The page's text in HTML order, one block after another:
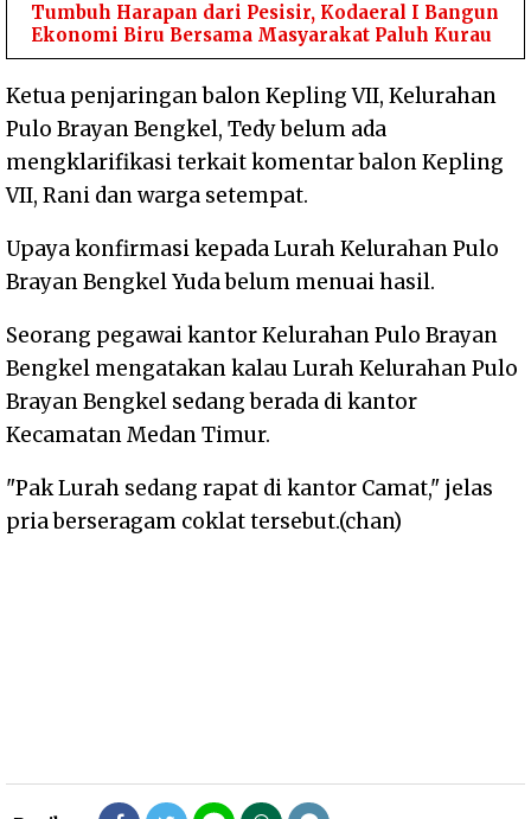
Tumbuh Harapan dari Pesisir, Kodaeral I Bangun
Ekonomi Biru Bersama Masyarakat Paluh Kurau ‎
Ketua penjaringan balon Kepling VII, Kelurahan
Pulo Brayan Bengkel, Tedy belum ada
mengklarifikasi terkait komentar balon Kepling
VII, Rani dan warga setempat.
Upaya konfirmasi kepada Lurah Kelurahan Pulo
Brayan Bengkel Yuda belum menuai hasil.
Seorang pegawai kantor Kelurahan Pulo Brayan
Bengkel mengatakan kalau Lurah Kelurahan Pulo
Brayan Bengkel sedang berada di kantor
Kecamatan Medan Timur.
"Pak Lurah sedang rapat di kantor Camat," jelas
pria berseragam coklat tersebut.(chan)